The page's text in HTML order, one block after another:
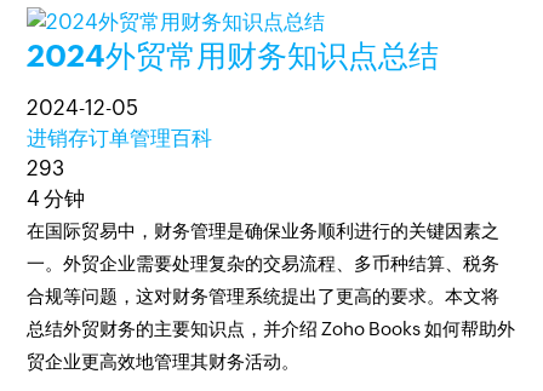
2024外贸常用财务知识点总结
2024-12-05
进销存订单管理百科
293
4 分钟
在国际贸易中，财务管理是确保业务顺利进行的关键因素之
一。外贸企业需要处理复杂的交易流程、多币种结算、税务
合规等问题，这对财务管理系统提出了更高的要求。本文将
总结外贸财务的主要知识点，并介绍 Zoho Books 如何帮助外
贸企业更高效地管理其财务活动。